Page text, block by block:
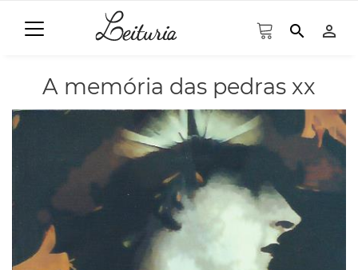
search person_outline
A memória das pedras xx